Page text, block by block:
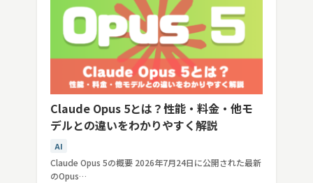
Claude Opus 5とは？性能・料金・他モ
デルとの違いをわかりやすく解説
AI
Claude Opus 5の概要 2026年7月24日に公開された最新
のOpus…